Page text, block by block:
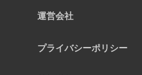
運営会社
プライバシーポリシー